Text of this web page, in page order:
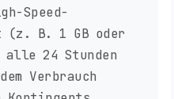
Speed-
(z. B. 1 GB oder
24 Stunden
Verbrauch